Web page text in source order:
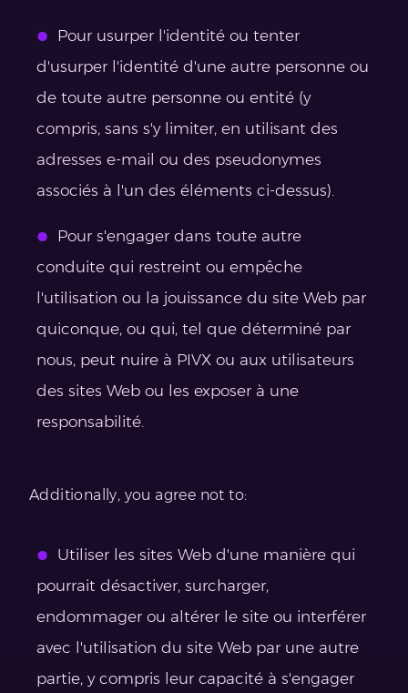
Pour usurper l'identité ou tenter
d'usurper l'identité d'une autre personne ou
de toute autre personne ou entité (y
compris, sans s'y limiter, en utilisant des
adresses e-mail ou des pseudonymes
associés à l'un des éléments ci-dessus).
Pour s'engager dans toute autre
conduite qui restreint ou empêche
l'utilisation ou la jouissance du site Web par
quiconque, ou qui, tel que déterminé par
nous, peut nuire à PIVX ou aux utilisateurs
des sites Web ou les exposer à une
responsabilité.
Additionally, you agree not to:
Utiliser les sites Web d'une manière qui
pourrait désactiver, surcharger,
endommager ou altérer le site ou interférer
avec l'utilisation du site Web par une autre
partie, y compris leur capacité à s'engager